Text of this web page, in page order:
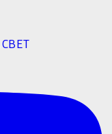
СВЕТ